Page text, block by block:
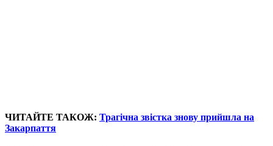
ЧИТАЙТЕ ТАКОЖ: Трагічна звістка знову прийшла на
Закарпаття